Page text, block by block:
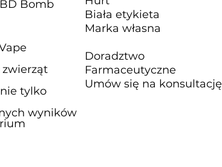
Bomb
zwierząt
tylko
wyników
Biała etykieta
Marka własna
Doradztwo
Farmaceutyczne
Umów się na konsultację